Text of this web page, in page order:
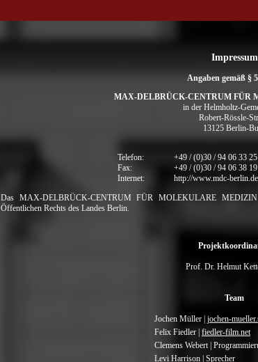
Impressum
Angaben gemäß §
MAX-DELBRÜCK-CENTRUM FÜR
in der Helmholtz-
Robert-Rössle-
13125 Berlin-
Telefon:
+49 / (0)30 / 94 06 33 25
Fax:
+49 / (0)30 / 94 06 38 19
Internet:
http://www.mdc-berlin.de
Das MAX-DELBRÜCK-CENTRUM FÜR MOLEKULARE MEDIZIN
Öffentlichen Rechts des Landes Berlin.
Prof. Dr. Helmut
Team
Jochen Müller | jochen-
Felix Fiedler | fiedler-film.net
Clemens Webert |
Levi Harrison | Sprecher